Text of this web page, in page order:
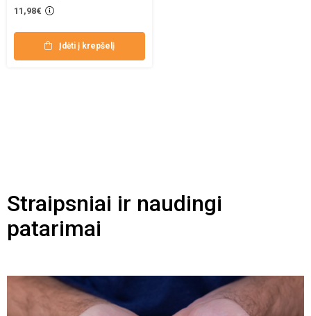
11,98€
Įdėti į krepšelį
Straipsniai ir naudingi
patarimai